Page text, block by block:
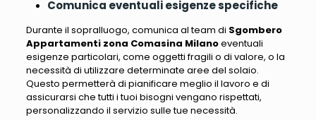
Comunica eventuali esigenze specifiche
Durante il sopralluogo, comunica al team di Sgombero
Appartamenti zona Comasina Milanoeventuali
esigenze particolari, come oggetti fragili o di valore, o la
necessità di utilizzare determinate aree del solaio.
Questo permetterà di pianificare meglio il lavoro e di
assicurarsi che tutti i tuoi bisogni vengano rispettati,
personalizzando il servizio sulle tue necessità.